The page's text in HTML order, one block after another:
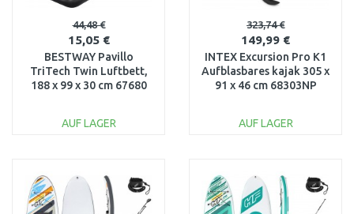
44,48 €
15,05 €
BESTWAY Pavillo
TriTech Twin Luftbett,
188 x 99 x 30 cm 67680
AUF LAGER
Vergleichen
323,74 €
149,99 €
INTEX Excursion Pro K1
Aufblasbares kajak 305 x
91 x 46 cm 68303NP
AUF LAGER
Vergleichen